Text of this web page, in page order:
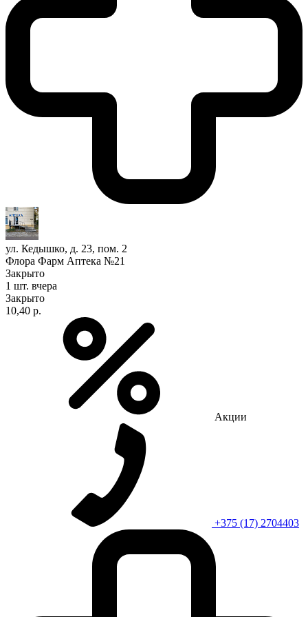
ул. Кедышко, д. 23, пом. 2
Флора Фарм Аптека №21
Закрыто
1 шт. вчера
Закрыто
10,40 р.
Акции
+375 (17) 2704403